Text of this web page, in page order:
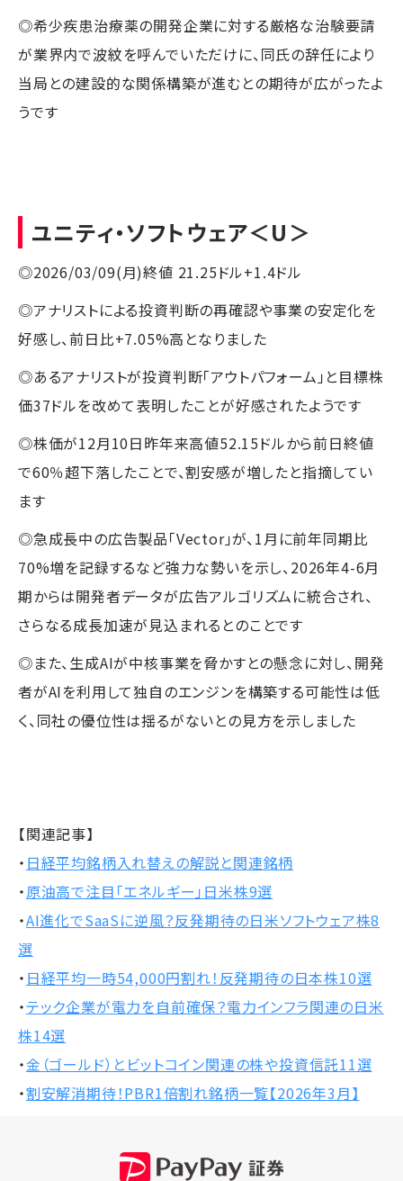
◎希少疾患治療薬の開発企業に対する厳格な治験要請
が業界内で波紋を呼んでいただけに、同氏の辞任により
当局との建設的な関係構築が進むとの期待が広がったよ
うです
ユニティ・ソフトウェア＜U＞
◎2026/03/09(月)終値 21.25ドル+1.4ドル
◎アナリストによる投資判断の再確認や事業の安定化を
好感し、前日比+7.05%高となりました
◎あるアナリストが投資判断「アウトパフォーム」と目標株
価37ドルを改めて表明したことが好感されたようです
◎株価が12月10日昨年来高値52.15ドルから前日終値
で60％超下落したことで、割安感が増したと指摘してい
ます
◎急成長中の広告製品「Vector」が、1月に前年同期比
70%増を記録するなど強力な勢いを示し、2026年4-6月
期からは開発者データが広告アルゴリズムに統合され、
さらなる成長加速が見込まれるとのことです
◎また、生成AIが中核事業を脅かすとの懸念に対し、開発
者がAIを利用して独自のエンジンを構築する可能性は低
く、同社の優位性は揺るがないとの見方を示しました
【関連記事】
・ 日経平均銘柄入れ替えの解説と関連銘柄
・原油高で注目「エネルギー」日米株9選
・AI進化でSaaSに逆風？反発期待の日米ソフトウェア株8
選
・ 日経平均一時54,000円割れ！反発期待の日本株10選
・テック企業が電力を自前確保？電力インフラ関連の日米
株14選
・金（ゴールド）とビットコイン関連の株や投資信託11選
・割安解消期待！PBR1倍割れ銘柄一覧【2026年3月】